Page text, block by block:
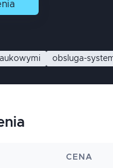
obsluga-
CENA